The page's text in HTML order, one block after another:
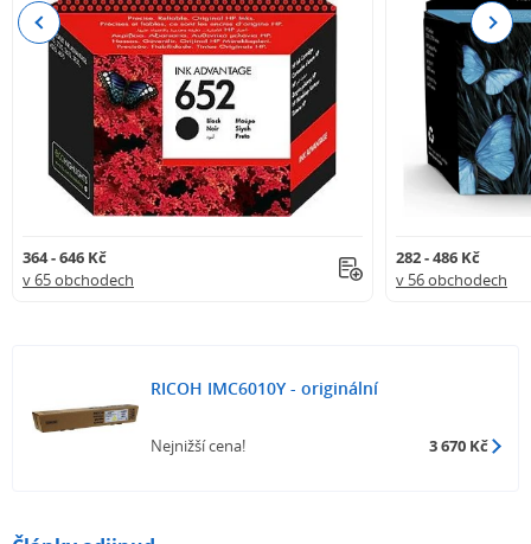
364 - 646 Kč
v 65 obchodech
282 - 486 Kč
v 56 obchodech
Previous Next
RICOH IMC6010Y - originální
Nejnižší cena! 3 670 Kč